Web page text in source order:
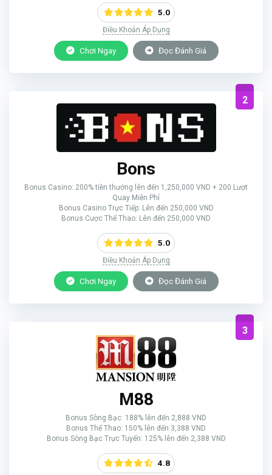
5.0
Điều Khoản Áp Dụng
Chơi Ngay Đọc Đánh Giá
2
Bons
Bonus Casino: 200% tiền thưởng lên đến 1,250,000 VND + 200 Lượt
Quay Miễn Phí
Bonus Casino Trực Tiếp: Lên đến 250,000 VND
Bonus Cược Thể Thao: Lên đến 250,000 VND
5.0
Điều Khoản Áp Dụng
Chơi Ngay Đọc Đánh Giá
3
M88
Bonus Sòng Bạc: 188% lên đến 2,888 VND
Bonus Thể Thao: 150% lên đến 3,388 VND
Bonus Sòng Bạc Trực Tuyến: 125% lên đến 2,388 VND
4.8